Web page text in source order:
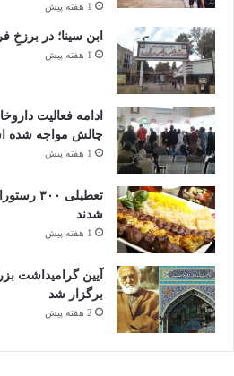
1 هفته پیش
ابن سینا؛ در برزخِ
1 هفته پیش
ادامه فعالیت
چالش مواجه شده
1 هفته پیش
شدند
1 هفته پیش
آیین گرامیداشت
برگزار شد
2 هفته پیش